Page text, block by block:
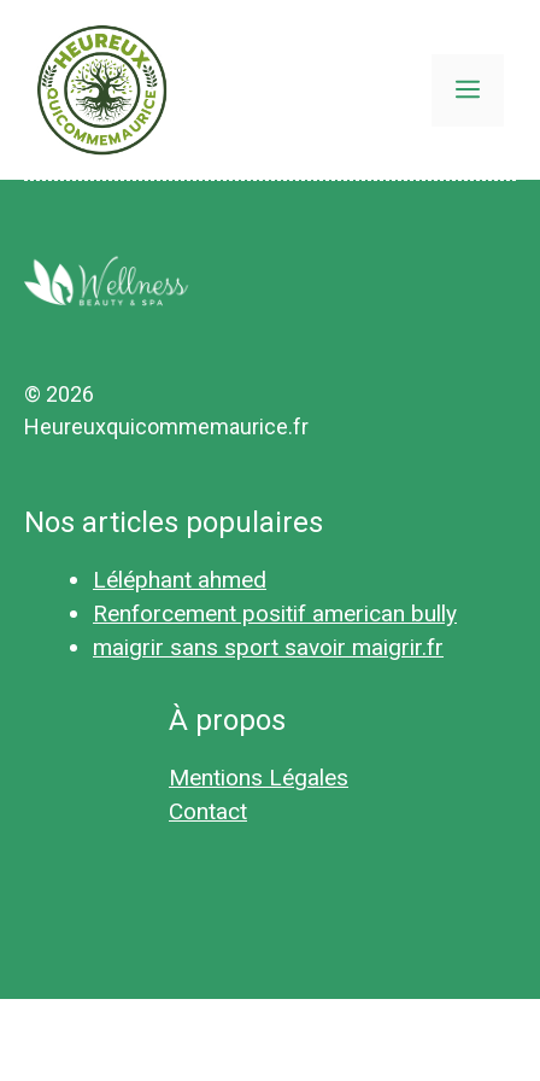
contenu
© 2026
Heureuxquicommemaurice.fr
Nos articles populaires
Léléphant ahmed
Renforcement positif american bully
maigrir sans sport savoir maigrir.fr
À propos
Mentions Légales
Contact